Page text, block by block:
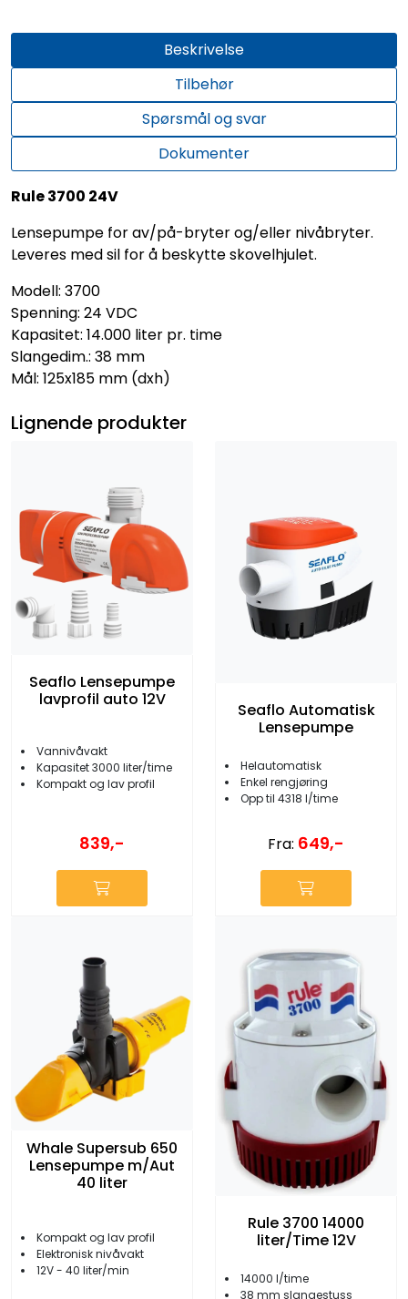
Beskrivelse
Tilbehør
Spørsmål og svar
Dokumenter
Rule 3700 24V
Lensepumpe for av/på-bryter og/eller nivåbryter.
Leveres med sil for å beskytte skovelhjulet.
Modell: 3700
Spenning: 24 VDC
Kapasitet: 14.000 liter pr. time
Slangedim.: 38 mm
Mål: 125x185 mm (dxh)
Lignende produkter
Seaflo Lensepumpe
lavprofil auto 12V
Vannivåvakt
Kapasitet 3000 liter/time
Kompakt og lav profil
839,-
Seaflo Automatisk
Lensepumpe
Helautomatisk
Enkel rengjøring
Opp til 4318 l/time
Fra: 649,-
Whale Supersub 650
Lensepumpe m/Aut
40 liter
Kompakt og lav profil
Elektronisk nivåvakt
12V - 40 liter/min
Rule 3700 14000
liter/Time 12V
14000 l/time
38 mm slangestuss